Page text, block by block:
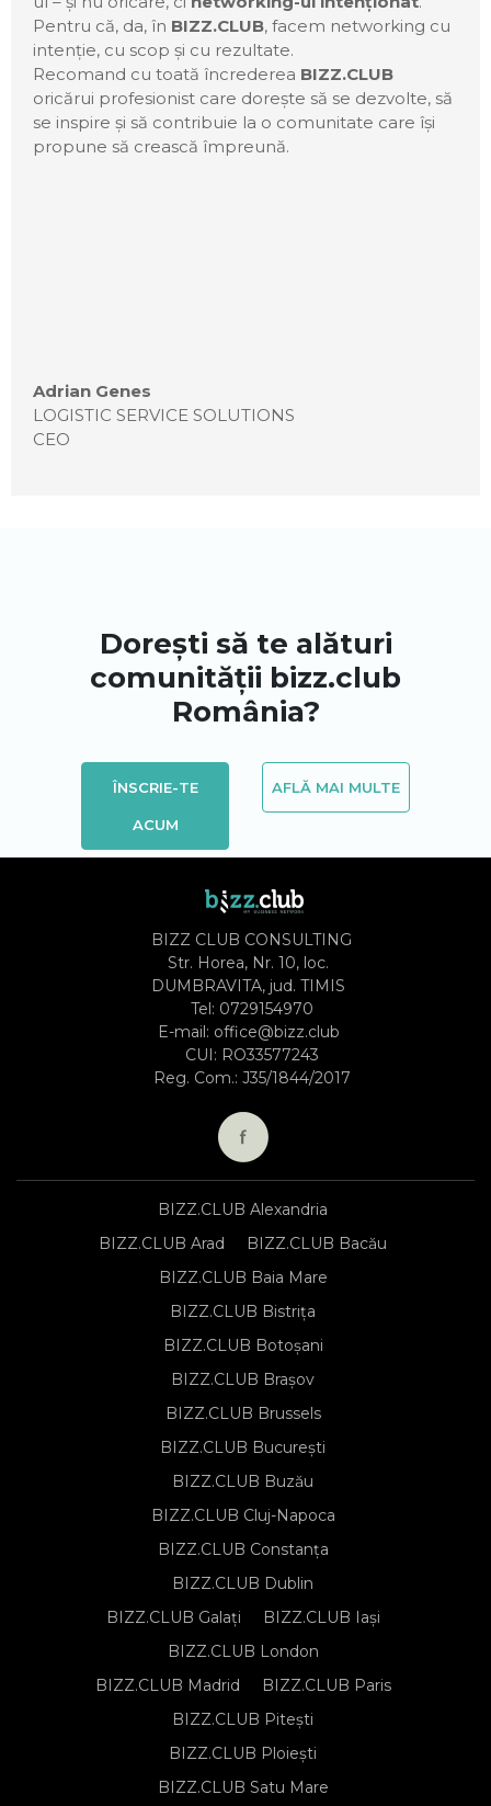
Pentru că, da, în BIZZ.CLUB, facem networking cu
intenție, cu scop și cu rezultate.
Recomand cu toată încrederea BIZZ.CLUB
oricărui profesionist care dorește să se dezvolte, să
se inspire și să contribuie la o comunitate care își
propune să crească împreună.
Adrian Genes
LOGISTIC SERVICE SOLUTIONS
CEO
Dorești să te alături
comunității bizz.club
România?
ÎNSCRIE-TE
ACUM
AFLĂ MAI MULTE
BIZZ CLUB CONSULTING
Str. Horea, Nr. 10, loc.
DUMBRAVITA, jud. TIMIS
Tel: 0729154970
E-mail: office@bizz.club
CUI: RO33577243
Reg. Com.: J35/1844/2017
BIZZ.CLUB Alexandria
BIZZ.CLUB Arad
BIZZ.CLUB Bacău
BIZZ.CLUB Baia Mare
BIZZ.CLUB Bistrița
BIZZ.CLUB Botoșani
BIZZ.CLUB Brașov
BIZZ.CLUB Brussels
BIZZ.CLUB București
BIZZ.CLUB Buzău
BIZZ.CLUB Cluj-Napoca
BIZZ.CLUB Constanța
BIZZ.CLUB Dublin
BIZZ.CLUB Galați
BIZZ.CLUB Iași
BIZZ.CLUB London
BIZZ.CLUB Madrid
BIZZ.CLUB Paris
BIZZ.CLUB Pitești
BIZZ.CLUB Ploiești
BIZZ.CLUB Satu Mare